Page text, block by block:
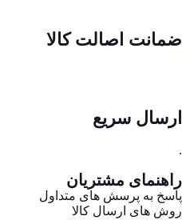
ضمانت اصالت کالا
ارسال سریع
.
راهنمای مشتریان
پاسخ به پرسش های متداول
روش های ارسال کالا